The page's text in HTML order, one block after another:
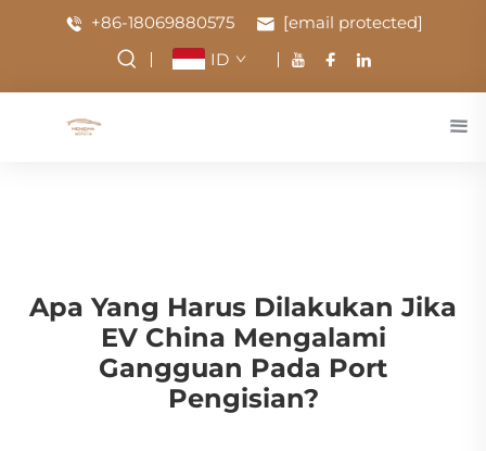
+86-18069880575
[email protected]
ID
Apa Yang Harus Dilakukan Jika
EV China Mengalami
Gangguan Pada Port
Pengisian?